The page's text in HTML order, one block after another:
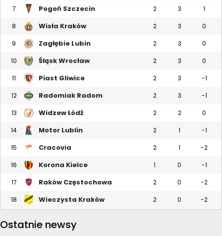
7 Pogoń Szczecin 2 3 1
8 Wisła Kraków 2 3 0
9 Zagłębie Lubin 2 3 0
10 Śląsk Wrocław 2 3 0
11 Piast Gliwice 2 3 -1
12 Radomiak Radom 2 3 -1
13 Widzew Łódź 2 2 0
14 Motor Lublin 2 1 -1
15 Cracovia 2 1 -2
16 Korona Kielce 1 0 -1
17 Raków Częstochowa 2 0 -2
18 Wieczysta Kraków 2 0 -2
Ostatnie newsy